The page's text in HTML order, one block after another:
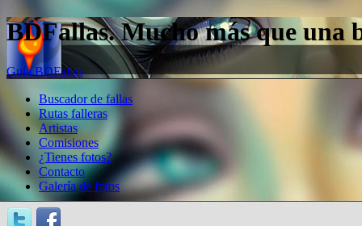
BDFallas. Mucho más que una
Guía BDFallas
Buscador de fallas
Rutas falleras
Artistas
Comisiones
¿Tienes fotos?
Contacto
Galería de fotos